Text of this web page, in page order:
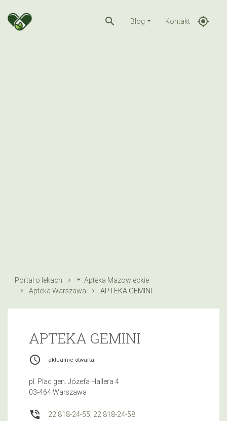
search Blog Kontakt gps_fixed
Portal o lekach
Apteka Mazowieckie
Apteka Warszawa
APTEKA GEMINI
APTEKA GEMINI
access_time aktualnie otwarta
pl. Plac gen. Józefa Hallera 4
03-464 Warszawa
phone_in_talk 22 818-24-55; 22 818-24-58